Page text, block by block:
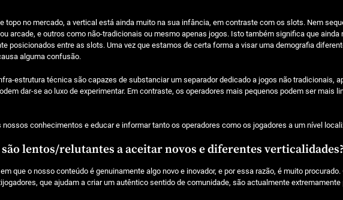
topo no mercado, a vertical está ainda muito na sua infância, em contraste com os slots. Nem
arcade, e outros como não-tradicionais ou mesmo apenas jogos. Isto também significa que
posicionados entre as slots. Uma vez que estamos de certa forma a visar uma demografia
alguma confusão.
estrutura técnica são capazes de substanciar um separador dedicado a jogos não tradicionais,
dar-se ao luxo de experimentar. Em contraste, os operadores mais pequenos podem ser mais
conhecimentos e educar e informar tanto os operadores como os jogadores a um nível
lentos/relutantes a aceitar novos e diferentes
que o nosso conteúdo é genuinamente algo novo e inovador, e por essa razão, é muito
que ajudam a criar um autêntico sentido de comunidade, são actualmente extremamente